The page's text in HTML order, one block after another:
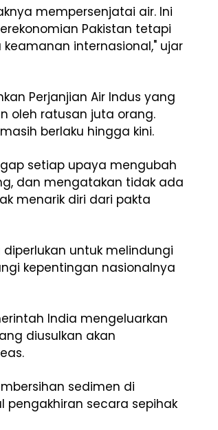
mempersenjatai air. Ini
Pakistan tetapi
internasional," ujar
Perjanjian Air Indus yang
oleh ratusan juta orang.
berlaku hingga kini.
setiap upaya mengubah
dan mengatakan tidak ada
menarik diri dari pakta
untuk melindungi
kepentingan nasionalnya
India mengeluarkan
diusulkan akan
sedimen di
pengakhiran secara sepihak